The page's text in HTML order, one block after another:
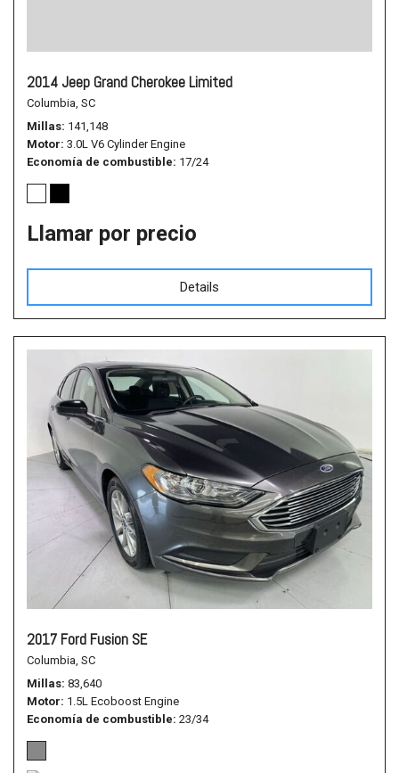
2014 Jeep Grand Cherokee Limited
Columbia, SC
Millas 141,148
Motor 3.0L V6 Cylinder Engine
Economía de combustible 17/24
Llamar por precio
Details
2017 Ford Fusion SE
Columbia, SC
Millas 83,640
Motor 1.5L Ecoboost Engine
Economía de combustible 23/34